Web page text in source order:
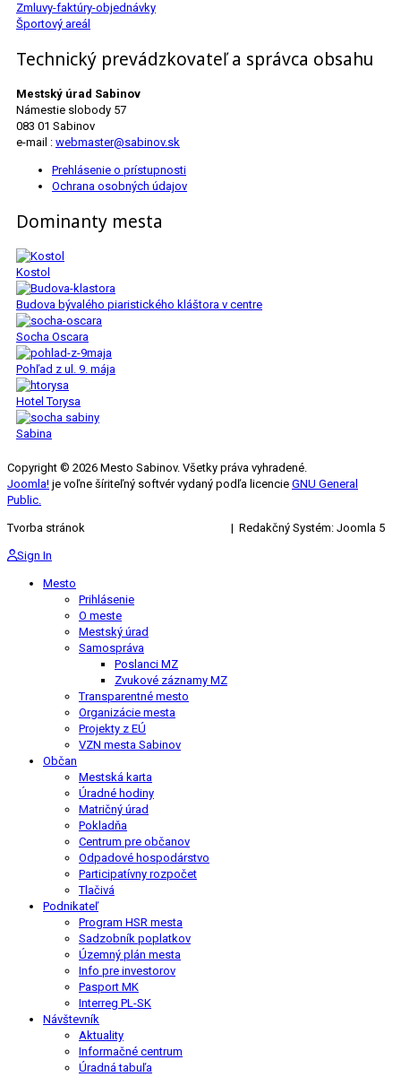
Zmluvy-faktúry-objednávky
Športový areál
Technický prevádzkovateľ a správca obsahu
Mestský úrad Sabinov
Námestie slobody 57
083 01 Sabinov
e-mail : webmaster@sabinov.sk
Prehlásenie o prístupnosti
Ochrana osobných údajov
Dominanty mesta
Kostol
Budova bývalého piaristického kláštora v centre
Socha Oscara
Pohľad z ul. 9. mája
Hotel Torysa
Sabina
Copyright © 2026 Mesto Sabinov. Všetky práva vyhradené.
Joomla! je voľne šíriteľný softvér vydaný podľa licencie GNU General
Public.
Tvorba stránok | Redakčný Systém: Joomla 5
Sign In
Mesto
Prihlásenie
O meste
Mestský úrad
Samospráva
Poslanci MZ
Zvukové záznamy MZ
Transparentné mesto
Organizácie mesta
Projekty z EÚ
VZN mesta Sabinov
Občan
Mestská karta
Úradné hodiny
Matričný úrad
Pokladňa
Centrum pre občanov
Odpadové hospodárstvo
Participatívny rozpočet
Tlačivá
Podnikateľ
Program HSR mesta
Sadzobník poplatkov
Územný plán mesta
Info pre investorov
Pasport MK
Interreg PL-SK
Návštevník
Aktuality
Informačné centrum
Úradná tabuľa